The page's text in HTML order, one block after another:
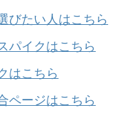
びたい人はこちら
パイクはこちら
はこちら
ページはこちら